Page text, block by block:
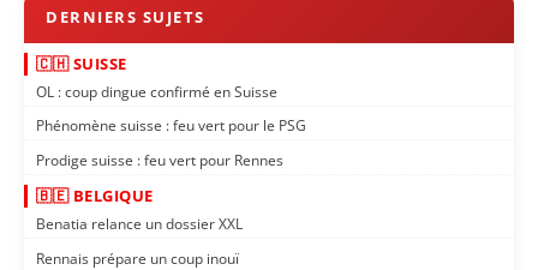
🇨🇭 SUISSE
OL : coup dingue confirmé en Suisse
Phénomène suisse : feu vert pour le PSG
Prodige suisse : feu vert pour Rennes
🇧🇪 BELGIQUE
Benatia relance un dossier XXL
Rennais prépare un coup inouï